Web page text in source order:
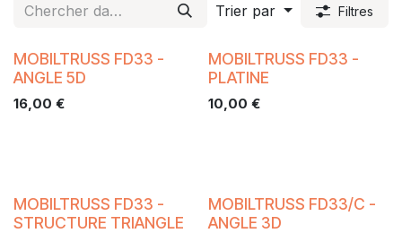
Trier par
Filtres
MOBILTRUSS FD33 -
ANGLE 5D
16,00 €
MOBILTRUSS FD33 -
PLATINE
10,00 €
MOBILTRUSS FD33 -
STRUCTURE TRIANGLE
MOBILTRUSS FD33/C -
ANGLE 3D